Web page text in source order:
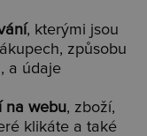
, kterými jsou
způsobu
a údaje
webu, zboží,
klikáte a také